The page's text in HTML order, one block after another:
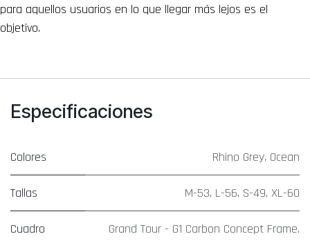
para aquellos usuarios en lo que llegar más lejos es el
objetivo.
Especificaciones
Colores Rhino Grey, Ocean
Tallas M-53, L-56, S-49, XL-60
Cuadro
Grand Tour - G1 Carbon Concept Frame.